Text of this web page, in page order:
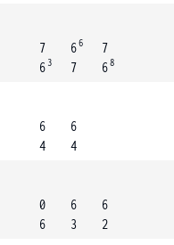
7
6 3
66
7
7
68
6
4
6
4
0
6
6
3
6
2